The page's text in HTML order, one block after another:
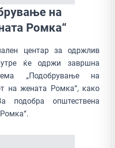
на
Ромка“
центар за одржлив
ќе одржи завршна
„Подобрување на
на жената Ромка“, како
подобра општествена